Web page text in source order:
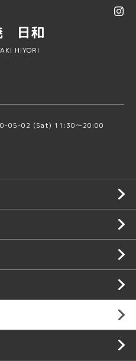
日和
HIYORI
05-02 (Sat) 11:30～20:00